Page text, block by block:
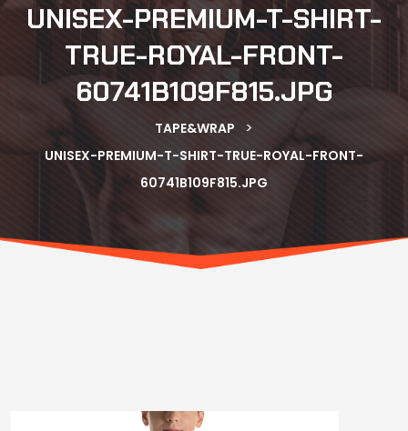
UNISEX-PREMIUM-T-SHIRT-
TRUE-ROYAL-FRONT-
60741B109F815.JPG
TAPE&WRAP >
UNISEX-PREMIUM-T-SHIRT-TRUE-ROYAL-FRONT-
60741B109F815.JPG